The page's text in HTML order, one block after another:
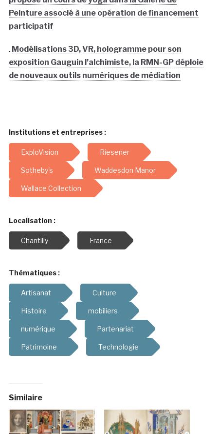
Peinture associé à une opération de financement
participatif
. Modélisations 3D, VR, hologramme pour son
exposition Gauguin l’alchimiste, la RMN-GP déploie
de nouveaux outils numériques de médiation
Institutions et entreprises :
ExploVision Riesener
Sotheby's Waddesdon Manor
Wallace Collection
Localisation :
Chantilly France
Thématiques :
Artisanat Culture
Histoire mobiliers
numérique Partenariat
Patrimoine Technologie
Similaire